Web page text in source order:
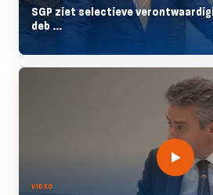
SGP ziet selectieve
deb ...
VIDEO